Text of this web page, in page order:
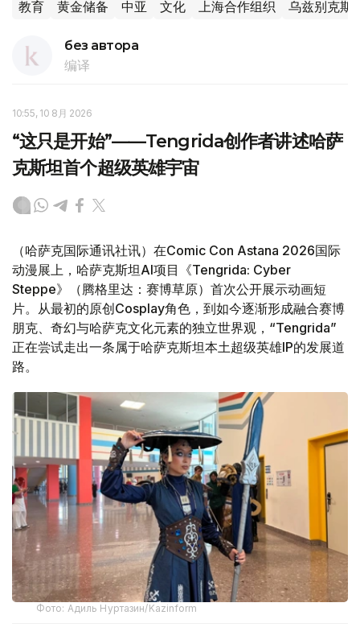
教育 黄金储备 中亚 文化 上海合作组织 乌兹别克斯
без автора
编译
10:55, 10 8月 2026
“这只是开始”——Tengrida创作者讲述哈萨
克斯坦首个超级英雄宇宙
（哈萨克国际通讯社讯）在Comic Con Astana 2026国际
动漫展上，哈萨克斯坦AI项目《Tengrida: Cyber
Steppe》（腾格里达：赛博草原）首次公开展示动画短
片。从最初的原创Cosplay角色，到如今逐渐形成融合赛博
朋克、奇幻与哈萨克文化元素的独立世界观，“Tengrida”
正在尝试走出一条属于哈萨克斯坦本土超级英雄IP的发展道
路。
Фото: Адиль Нуртазин/Kazinform